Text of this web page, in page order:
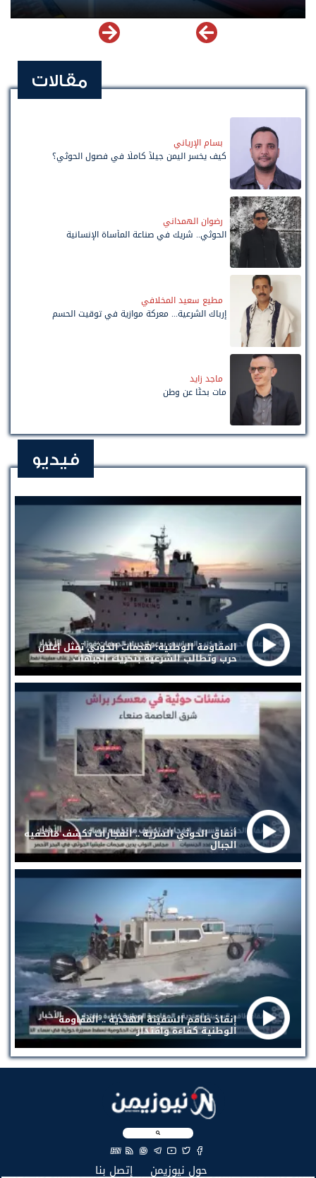
مقالات
بسام الإرياني
كيف يخسر اليمن جيلاً كاملًا في فصول الحوثي؟
رضوان الهمداني
الحوثي.. شريك في صناعة المأساة الإنسانية
مطيع سعيد المخلافي
إرباك الشرعية... معركة موازية في توقيت الحسم
ماجد زايد
مات بحثًا عن وطن
فيديو
المقاومة الوطنية: هجمات الحوثي تمثل إعلان
حرب وتطالب الشرعية بتحريك الجبهات
أنفاق الحوثي السرية .. انفجارات تكشف ماتخفيه
الجبال
إنقاذ طاقم السفينة الهندية .. المقاومة
الوطنية كفاءة واقتدار
EN
حول نيوزيمن إتصل بنا